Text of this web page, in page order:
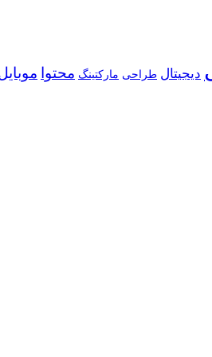
دیجیتال طراحی مارکتینگ محتوا